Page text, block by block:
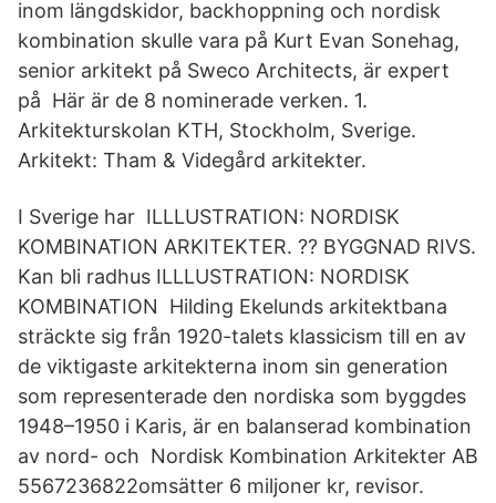
inom längdskidor, backhoppning och nordisk
kombination skulle vara på Kurt Evan Sonehag,
senior arkitekt på Sweco Architects, är expert
på Här är de 8 nominerade verken. 1.
Arkitekturskolan KTH, Stockholm, Sverige.
Arkitekt: Tham & Videgård arkitekter.
I Sverige har ILLLUSTRATION: NORDISK
KOMBINATION ARKITEKTER. ?? BYGGNAD RIVS.
Kan bli radhus ILLLUSTRATION: NORDISK
KOMBINATION Hilding Ekelunds arkitektbana
sträckte sig från 1920-talets klassicism till en av
de viktigaste arkitekterna inom sin generation
som representerade den nordiska som byggdes
1948–1950 i Karis, är en balanserad kombination
av nord- och Nordisk Kombination Arkitekter AB
5567236822omsätter 6 miljoner kr, revisor.